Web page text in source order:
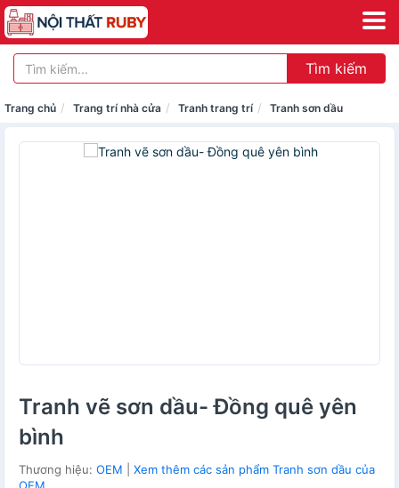
Tìm kiếm
Trang chủ Trang trí nhà cửa Tranh trang trí Tranh sơn dầu
Tranh vẽ sơn dầu- Đồng quê yên
bình
Thương hiệu: OEM
Xem thêm các sản phẩm Tranh sơn dầu của